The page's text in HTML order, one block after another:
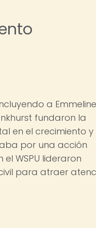
a Emmeline
fundaron la
en el crecimiento y
por una acción
WSPU lideraron
para atraer